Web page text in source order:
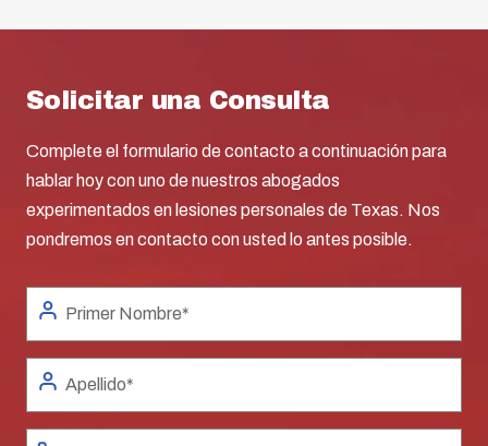
Solicitar una Consulta
Complete el formulario de contacto a continuación para
hablar hoy con uno de nuestros abogados
experimentados en lesiones personales de Texas. Nos
pondremos en contacto con usted lo antes posible.